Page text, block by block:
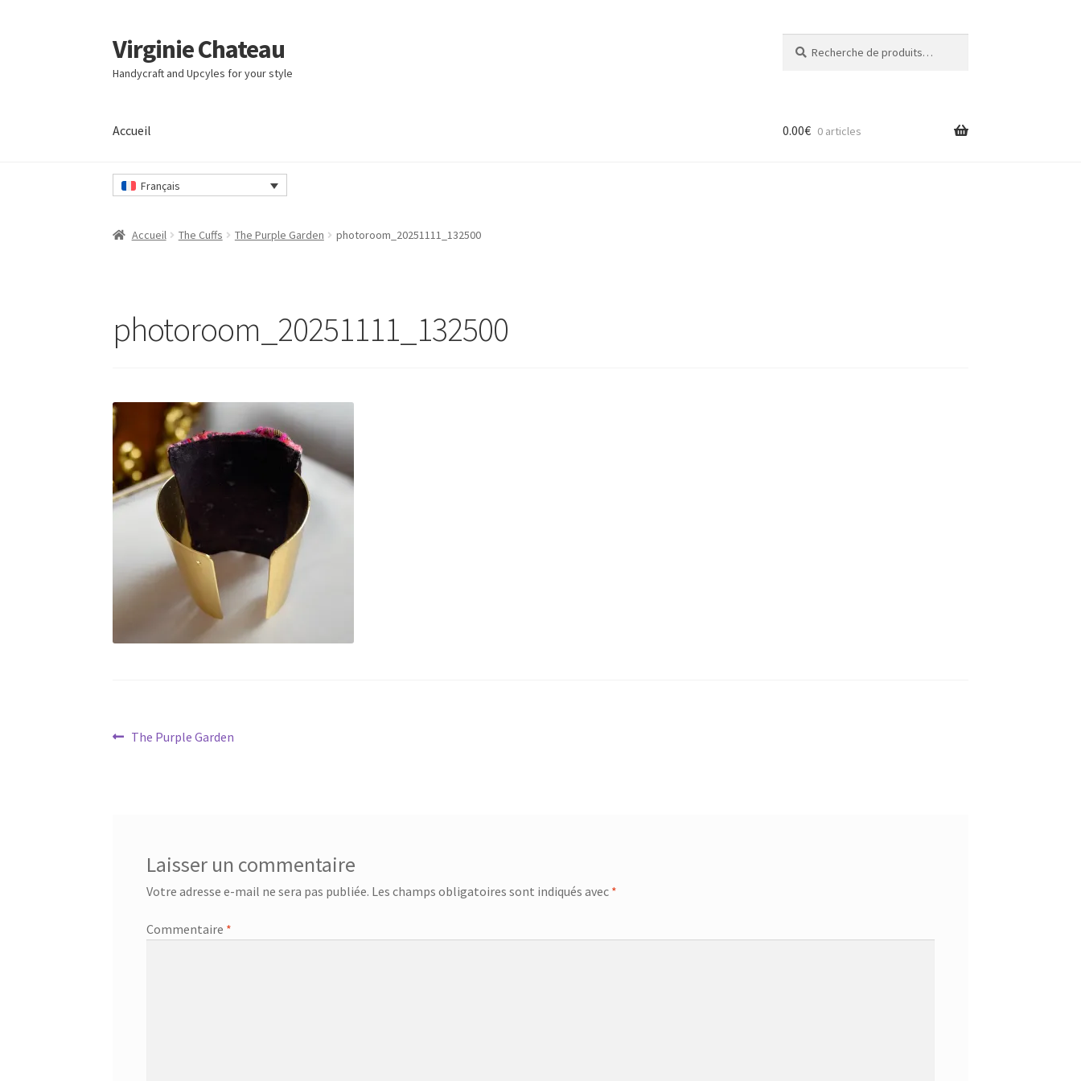
Passer
à
la
Passer
au
contenu
Virginie Chateau
Handycraft and Upcyles for your style
pour :
Accueil
Accueil
0.00€ 0 articles
Français
Accueil The Cuffs The Purple Garden photoroom_20251111_132500
photoroom_20251111_132500
Navigation
Article
The Purple Garden
Laisser un commentaire
Votre adresse e-mail ne sera pas publiée. Les champs obligatoires sont indiqués avec *
Commentaire *